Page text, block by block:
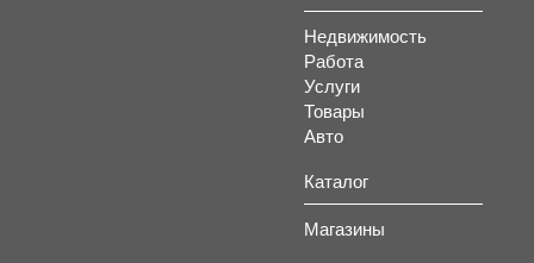
Недвижимость
Работа
Услуги
Товары
Авто
Каталог
Магазины